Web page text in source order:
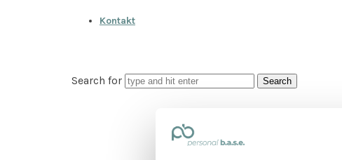
Kontakt
Search for